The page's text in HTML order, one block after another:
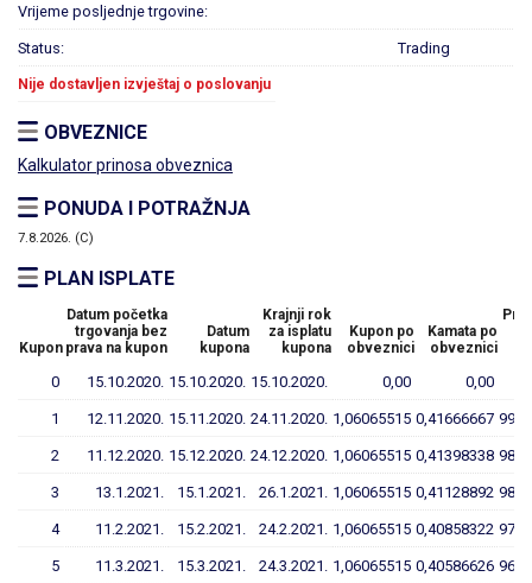
Vrijeme posljednje trgovine:
Status: Trading
Nije dostavljen izvještaj o poslovanju
OBVEZNICE
Kalkulator prinosa obveznica
PONUDA I POTRAŽNJA
7.8.2026. (C)
PLAN ISPLATE
Kupon
Datum početka
trgovanja bez
prava na kupon
Datum
kupona
Krajnji rok
za isplatu
kupona
Kupon po
obveznici
Kamata po
obveznici
0 15.10.2020. 15.10.2020. 15.10.2020. 0,00 0,00
1 12.11.2020. 15.11.2020. 24.11.2020. 1,06065515 0,41666667
2 11.12.2020. 15.12.2020. 24.12.2020. 1,06065515 0,41398338
3 13.1.2021. 15.1.2021. 26.1.2021. 1,06065515 0,41128892
4 11.2.2021. 15.2.2021. 24.2.2021. 1,06065515 0,40858322
5 11.3.2021. 15.3.2021. 24.3.2021. 1,06065515 0,40586626